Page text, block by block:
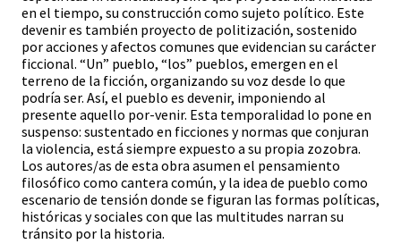
en el tiempo, su construcción como sujeto político. Este
devenir es también proyecto de politización, sostenido
por acciones y afectos comunes que evidencian su carácter
ficcional. “Un” pueblo, “los” pueblos, emergen en el
terreno de la ficción, organizando su voz desde lo que
podría ser. Así, el pueblo es devenir, imponiendo al
presente aquello por-venir. Esta temporalidad lo pone en
suspenso: sustentado en ficciones y normas que conjuran
la violencia, está siempre expuesto a su propia zozobra.
Los autores/as de esta obra asumen el pensamiento
filosófico como cantera común, y la idea de pueblo como
escenario de tensión donde se figuran las formas políticas,
históricas y sociales con que las multitudes narran su
tránsito por la historia.